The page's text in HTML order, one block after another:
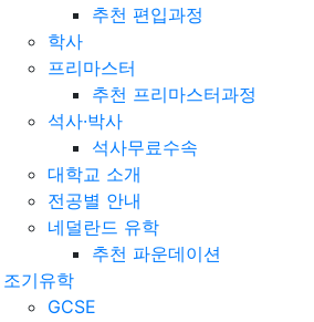
추천 편입과정
학사
프리마스터
추천 프리마스터과정
석사·박사
석사무료수속
대학교 소개
전공별 안내
네덜란드 유학
추천 파운데이션
조기유학
GCSE